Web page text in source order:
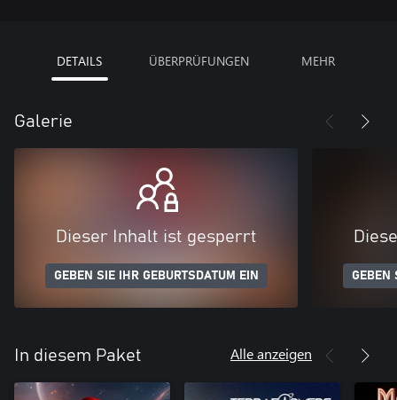
DETAILS ÜBERPRÜFUNGEN MEHR
Galerie
Dieser Inhalt ist gesperrt
GEBEN SIE IHR GEBURTSDATUM EIN GEBEN
In diesem Paket Alle anzeigen